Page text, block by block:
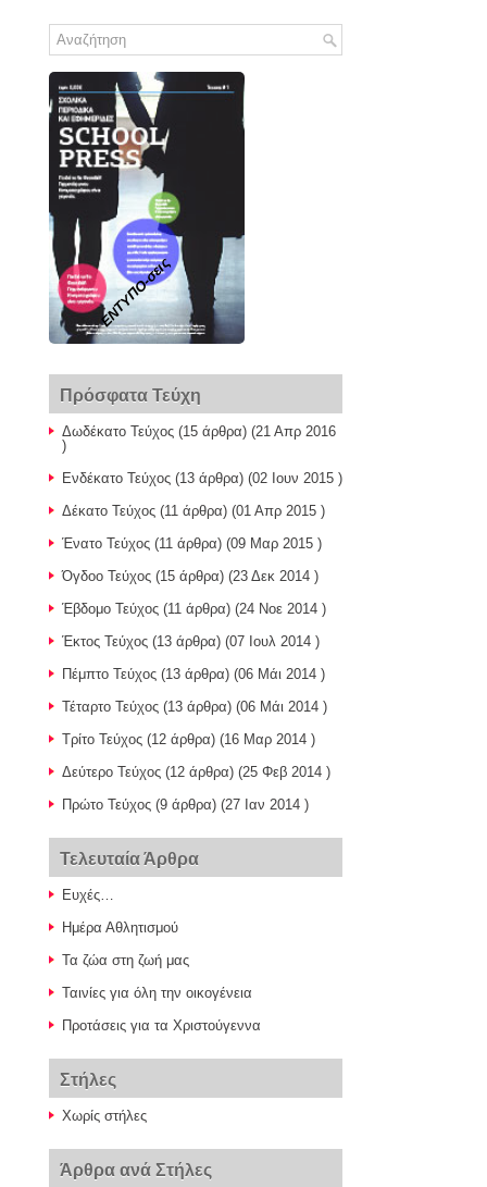
ΕΝΤΥΠΟ-σεις
Πρόσφατα Τεύχη
Δωδέκατο Τεύχος (15 άρθρα) (21 Απρ 2016
)
Ενδέκατο Τεύχος (13 άρθρα) (02 Ιουν 2015 )
Δέκατο Τεύχος (11 άρθρα) (01 Απρ 2015 )
Ένατο Τεύχος (11 άρθρα) (09 Μαρ 2015 )
Όγδοο Τεύχος (15 άρθρα) (23 Δεκ 2014 )
Έβδομο Τεύχος (11 άρθρα) (24 Νοε 2014 )
Έκτος Τεύχος (13 άρθρα) (07 Ιουλ 2014 )
Πέμπτο Τεύχος (13 άρθρα) (06 Μάι 2014 )
Τέταρτο Τεύχος (13 άρθρα) (06 Μάι 2014 )
Τρίτο Τεύχος (12 άρθρα) (16 Μαρ 2014 )
Δεύτερο Τεύχος (12 άρθρα) (25 Φεβ 2014 )
Πρώτο Τεύχος (9 άρθρα) (27 Ιαν 2014 )
Τελευταία Άρθρα
Ευχές…
Ημέρα Αθλητισμού
Τα ζώα στη ζωή μας
Ταινίες για όλη την οικογένεια
Προτάσεις για τα Χριστούγεννα
Στήλες
Χωρίς στήλες
Άρθρα ανά Στήλες